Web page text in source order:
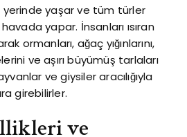
yerinde yaşar ve tüm türler
yapar. İnsanları ısıran
ormanları, ağaç yığınlarını,
ve aşırı büyümüş tarlaları
ve giysiler aracılığıyla
girebilirler.
ve